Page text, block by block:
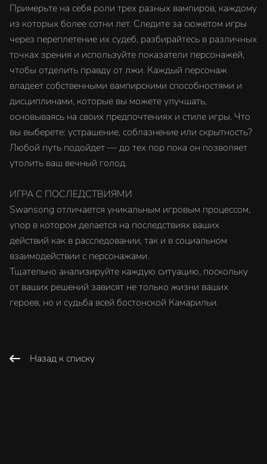
Примерьте на себя роли трех разных вампиров, каждому
из которых более сотни лет. Следите за сюжетом игры
через переплетение их судеб, разбирайтесь в различных
точках зрения и используйте показатели персонажей,
чтобы отделить правду от лжи. Каждый персонаж
владеет собственными вампирскими способностями и
дисциплинами, которые вы можете улучшать,
основываясь на своих предпочтениях и стиле игры. Что
вы выберете: устрашение, соблазнение или скрытность?
Любой путь подойдет — до тех пор пока он позволяет
утолить ваш вечный голод.
ИГРА С ПОСЛЕДСТВИЯМИ
Swansong отличается уникальным игровым процессом,
упор в котором делается на последствиях ваших
действий как в расследовании, так и в социальном
взаимодействии с персонажами.
Тщательно анализируйте каждую ситуацию, поскольку
от ваших решений зависят не только жизни ваших
героев, но и судьба всей бостонской Камарильи.
Назад к списку